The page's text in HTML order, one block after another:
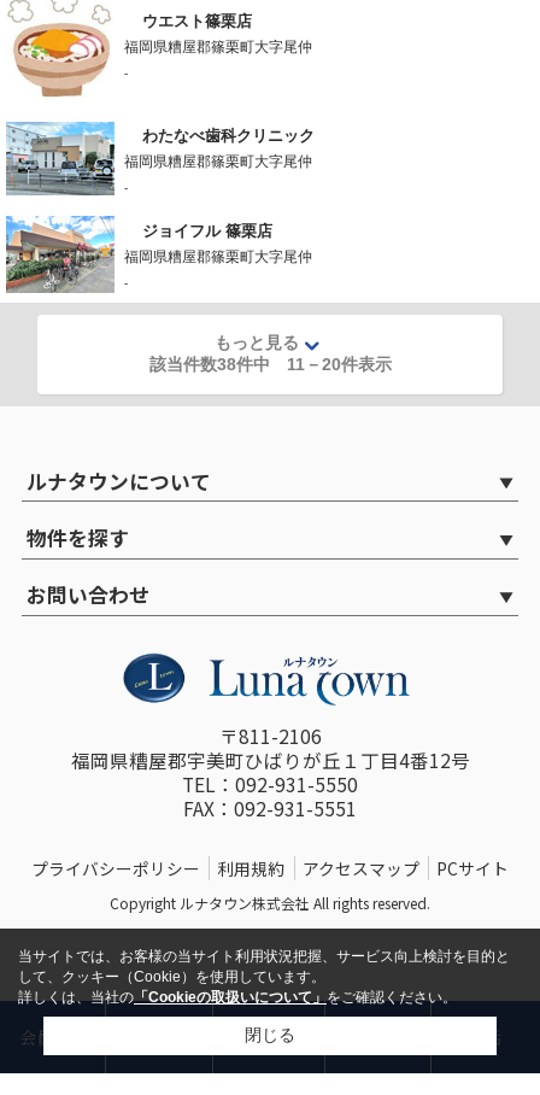
ウエスト篠栗店
福岡県糟屋郡篠栗町大字尾仲
-
わたなべ歯科クリニック
福岡県糟屋郡篠栗町大字尾仲
-
ジョイフル 篠栗店
福岡県糟屋郡篠栗町大字尾仲
-
もっと見る
該当件数38件中 11－20件表示
ルナタウンについて
物件を探す
お問い合わせ
〒811-2106
福岡県糟屋郡宇美町ひばりが丘１丁目4番12号
TEL：092-931-5550
FAX：092-931-5551
プライバシーポリシー 利用規約 アクセスマップ PCサイト
Copyright ルナタウン株式会社 All rights reserved.
会員登録 お問い合わせ 電話
当サイトでは、お客様の当サイト利用状況把握、サービス向上検討を目的と
して、クッキー（Cookie）を使用しています。
詳しくは、当社の「Cookieの取扱いについて」をご確認ください。
閉じる